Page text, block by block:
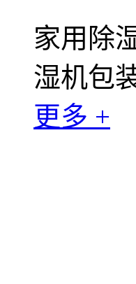
家用除
湿机包
更多 +